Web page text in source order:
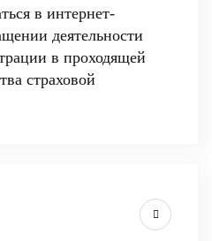
в интернет-
деятельности
в проходящей
страховой